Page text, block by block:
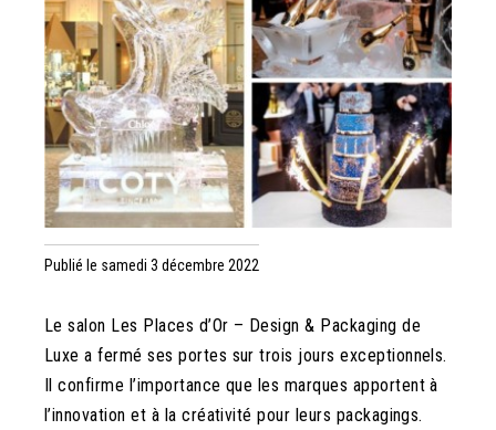
Publié le samedi 3 décembre 2022
Le salon Les Places d’Or – Design & Packaging de
Luxe a fermé ses portes sur trois jours exceptionnels.
Il confirme l’importance que les marques apportent à
l’innovation et à la créativité pour leurs packagings.